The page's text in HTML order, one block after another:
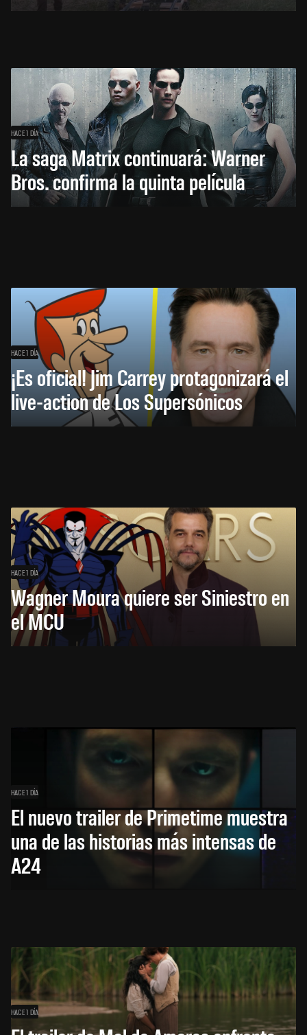
HACE 1 DÍA
La saga Matrix continuará: Warner
Bros. confirma la quinta película
HACE 1 DÍA
¡Es oficial! Jim Carrey protagonizará el
live-action de Los Supersónicos
HACE 1 DÍA
Wagner Moura quiere ser Siniestro en
el MCU
HACE 1 DÍA
El nuevo trailer de Primetime muestra
una de las historias más intensas de
A24
HACE 1 DÍA